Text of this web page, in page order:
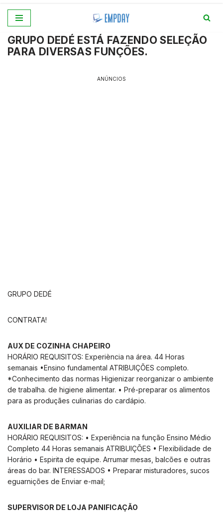
para
o
GRUPO DEDÉ ESTÁ FAZENDO SELEÇÃO
PARA DIVERSAS FUNÇÕES.
ANÚNCIOS
GRUPO DEDÉ
CONTRATA!
AUX DE COZINHA CHAPEIRO
HORÁRIO REQUISITOS: Experiència na área. 44 Horas
semanais •Ensino fundamental ATRIBUIÇÕES completo.
*Conhecimento das normas Higienizar reorganizar o ambiente
de trabalha. de higiene alimentar. • Pré-preparar os alimentos
para as produçães culinarias do cardápio.
AUXILIAR DE BARMAN
HORÁRIO REQUISITOS: • Experiência na função Ensino Médio
Completo 44 Horas semanais ATRIBUIÇÕES • Flexibilidade de
Horário • Espirita de equipe. Arrumar mesas, balcões e outras
áreas do bar. INTERESSADOS • Preparar misturadores, sucos
eguarnições de Enviar e-mail;
SUPERVISOR DE LOJA PANIFICAÇÃO